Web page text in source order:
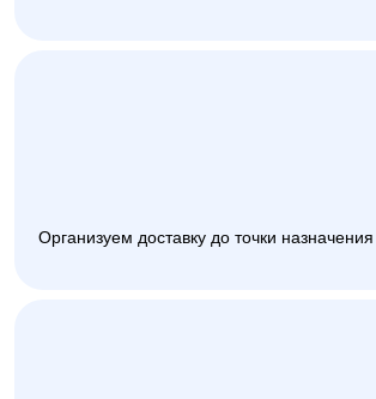
Организуем доставку до точки назначения